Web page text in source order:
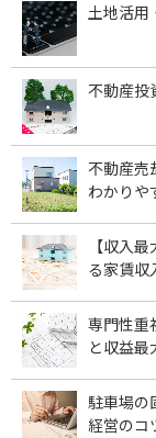
土地活用
不動産投
不動産売
わかりや
【収入
る家賃収
専門性重
と収益最
駐車場の
経営のコ